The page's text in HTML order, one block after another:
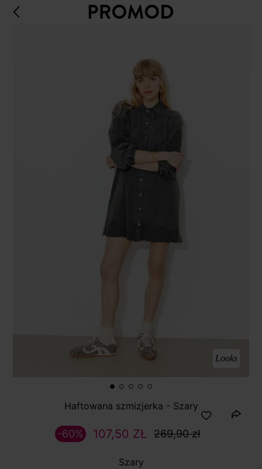
Looks
Haftowana szmizjerka - Szary
107,50 ZŁ 269,90 zł
-60%
Szary